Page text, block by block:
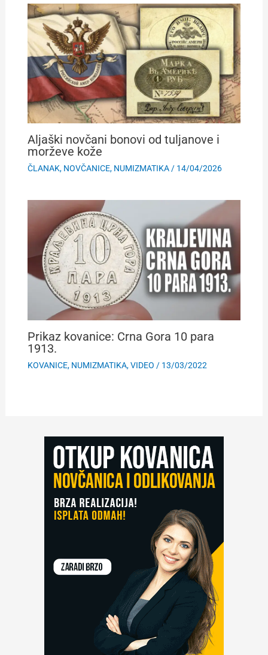
Aljaški novčani bonovi od tuljanove i
morževe kože
ČLANAK, NOVČANICE, NUMIZMATIKA/ 14/04/2026
Prikaz kovanice: Crna Gora 10 para
1913.
KOVANICE, NUMIZMATIKA,VIDEO / 13/03/2022